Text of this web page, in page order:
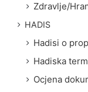
Zdravlje/
HADIS
Hadisi o
Hadiska
Ocjena